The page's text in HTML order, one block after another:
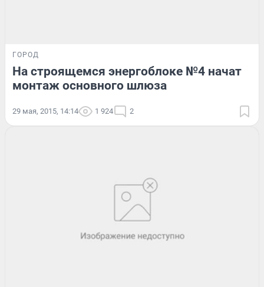
ГОРОД
На строящемся энергоблоке №4 начат
монтаж основного шлюза
29 мая, 2015, 14:14 1 924 2